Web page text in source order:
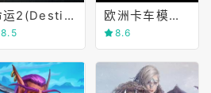
命运2(Destiny 2)
8.5
欧洲卡车模拟2(Euro Truck Simulator 2)
8.6